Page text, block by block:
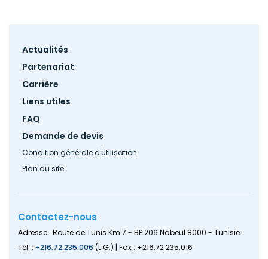
Footer
Actualités
Partenariat
Carrière
Liens utiles
FAQ
Demande de devis
Condition générale d'utilisation
Plan du site
Contactez-nous
Adresse : Route de Tunis Km 7 - BP 206 Nabeul 8000 - Tunisie.
Tél. : +216.72.235.006 (L.G.) | Fax : +216.72.235.016